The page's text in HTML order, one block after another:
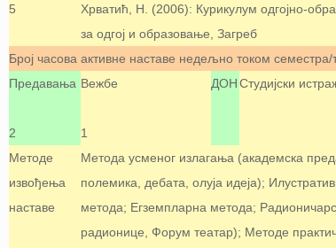
5
Хрватић, Н. (2006): Курикулум одгојно-
за одгој и образовање, Загреб
Број часова активне наставе недељно током семестра/
Предавања Вежбе ДОНСтудијски
2
1
Методе
извођења
наставе
Метода усменог излагања (академска
полемика, дебата, олуја идеја);
метода; Егземпларна метода;
радионице, Форум театар); Методе